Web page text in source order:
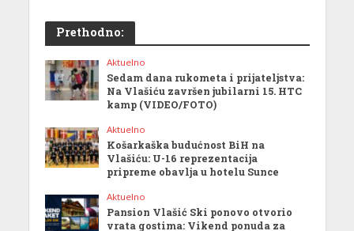
Prethodno:
Aktuelno
Sedam dana rukometa i prijateljstva:
Na Vlašiću završen jubilarni 15. HTC
kamp (VIDEO/FOTO)
Aktuelno
Košarkaška budućnost BiH na
Vlašiću: U-16 reprezentacija
pripreme obavlja u hotelu Sunce
Aktuelno
Pansion Vlašić Ski ponovo otvorio
vrata gostima: Vikend ponuda za